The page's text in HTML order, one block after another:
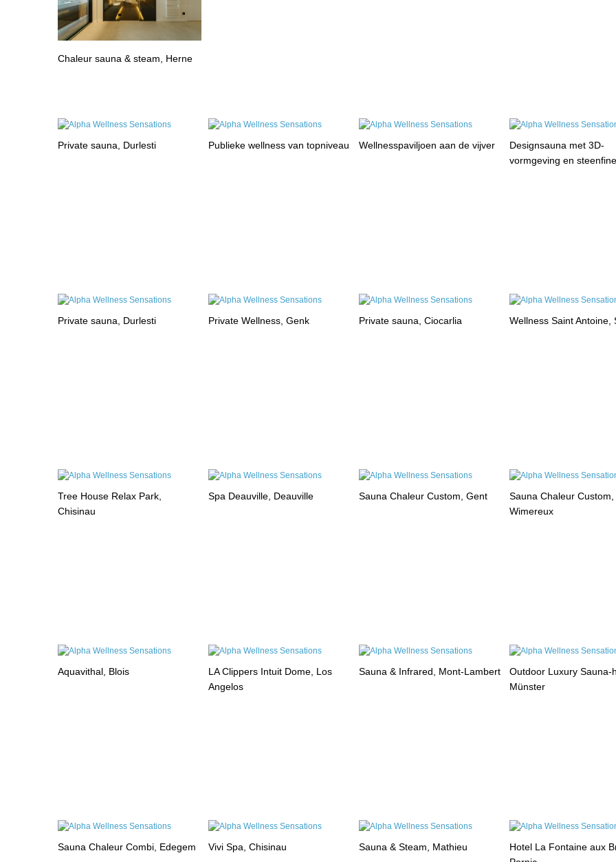
Chaleur sauna & steam, Herne
Private sauna, Durlesti Publieke wellness van topniveau Wellnesspaviljoen aan de vijver
Designsauna met 3D-
vormgeving en
Private sauna, Durlesti Private Wellness, Genk Private sauna, Ciocarlia Wellness Saint Antoine,
Tree House Relax Park,
Chisinau
Spa Deauville, Deauville Sauna Chaleur Custom, Gent
Sauna Chaleur Custom,
Wimereux
Aquavithal, Blois
LA Clippers Intuit Dome, Los
Angelos
Sauna & Infrared, Mont-Lambert
Outdoor Luxury Sauna-
Münster
Sauna Chaleur Combi, Edegem Vivi Spa, Chisinau Sauna & Steam, Mathieu
Hotel La Fontaine aux